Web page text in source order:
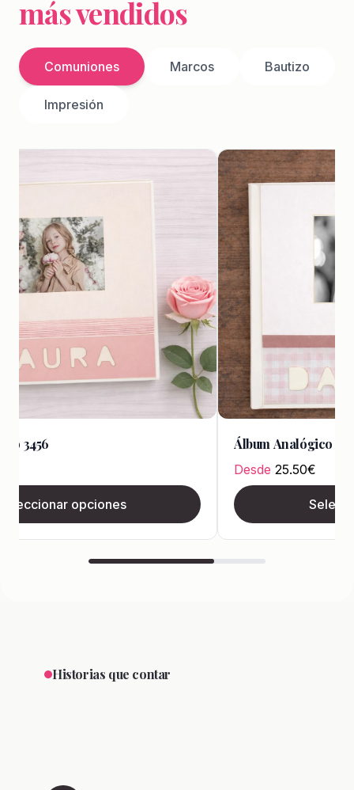
más vendidos
Comuniones Marcos Bautizo
Impresión
3456
opciones
Álbum Analógico
Desde 25.50€
Historias que contar